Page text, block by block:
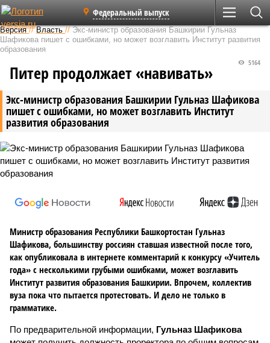
Федеральный выпуск
Версия //Власть //Экс-министр образования Башкирии Гульназ
Шафикова пишет с ошибками, но может возглавить Институт развития
образования
Экс-министр образования Башкирии Гульназ Шафикова
пишет с ошибками, но может возглавить Институт
развития образования
5164
Питер продолжает «навивать»
Министр образования Республики Башкортостан Гульназ
Шафикова, большинству россиян ставшая известной после того,
как опубликовала в интернете комментарий к конкурсу «Учитель
года» с несколькими грубыми ошибками, может возглавить
Институт развития образования Башкирии. Впрочем, коллектив
вуза пока что пытается протестовать. И дело не только в
грамматике.
По предварительной информации, Гульназ Шафикова